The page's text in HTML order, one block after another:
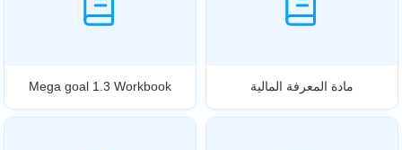
مادة المعرفة المالية Mega goal 1.3 Workbook